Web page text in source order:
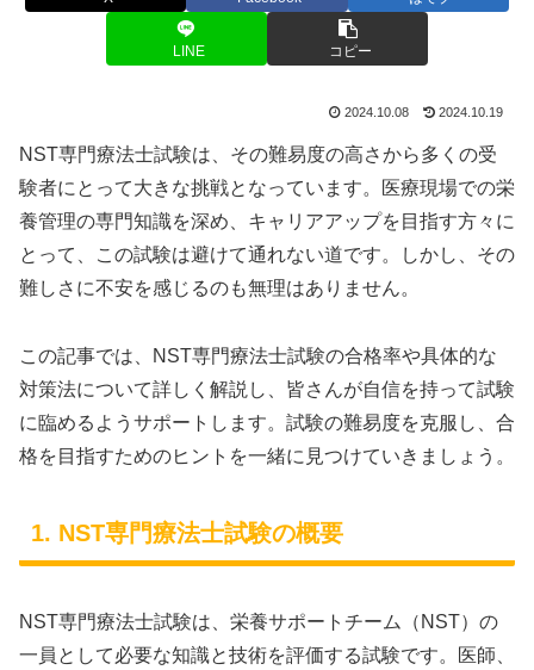
LINE コピー
2024.10.08 2024.10.19
NST専門療法士試験は、その難易度の高さから多くの受
験者にとって大きな挑戦となっています。医療現場での栄
養管理の専門知識を深め、キャリアアップを目指す方々に
とって、この試験は避けて通れない道です。しかし、その
難しさに不安を感じるのも無理はありません。
この記事では、NST専門療法士試験の合格率や具体的な
対策法について詳しく解説し、皆さんが自信を持って試験
に臨めるようサポートします。試験の難易度を克服し、合
格を目指すためのヒントを一緒に見つけていきましょう。
1. NST専門療法士試験の概要
NST専門療法士試験は、栄養サポートチーム（NST）の
一員として必要な知識と技術を評価する試験です。医師、